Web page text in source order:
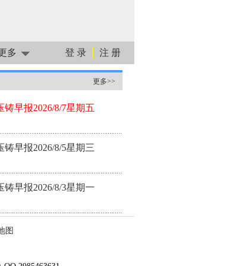
多 登 录 注 册
更多>>
铸早报2026/8/7星期五
铸早报2026/8/5星期三
铸早报2026/8/3星期一
图